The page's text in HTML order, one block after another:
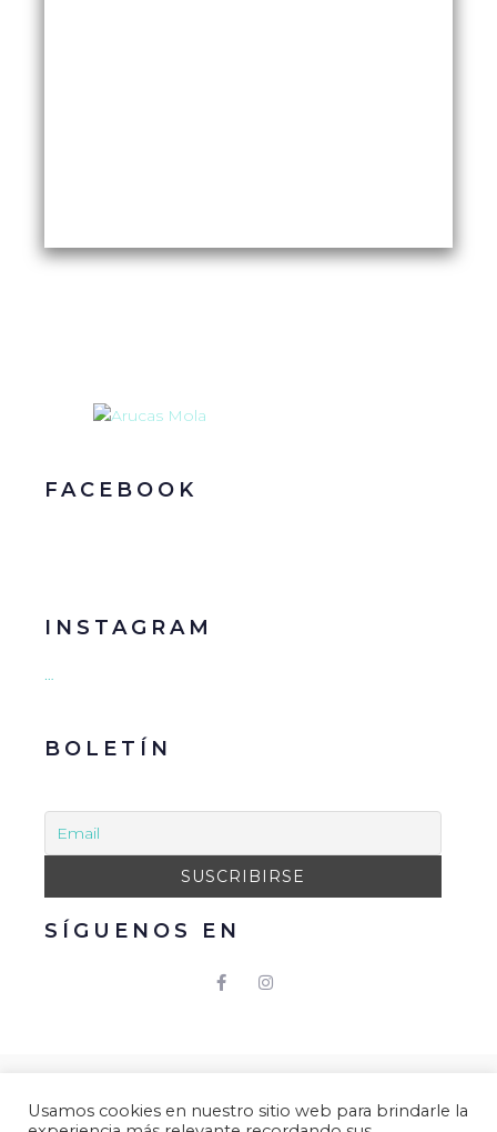
FACEBOOK
INSTAGRAM
…
BOLETÍN
SÍGUENOS EN
© 2021 Gacmark – Arucas Mola. Todos los derechos
reservados.
Usamos cookies en nuestro sitio web para brindarle la